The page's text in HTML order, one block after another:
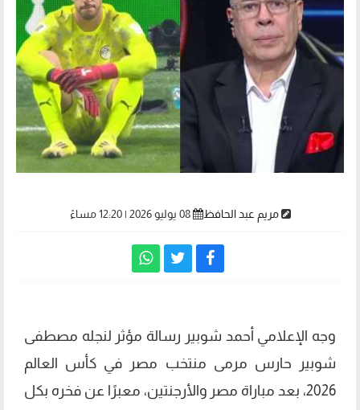
مريم عبد الحافظ 08 يوليو 2026 | 12:20 مساءً
وجه الإعلامي أحمد شوبير رسالة مؤثر لنجله مصطفى
شوبير حارس مرمى منتخب مصر في كأس العالم
2026، بعد مباراة مصر والأرجنتين، معبرًا عن فخره بكل